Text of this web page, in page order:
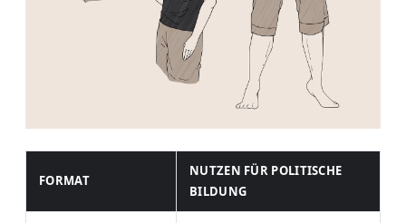
FORMAT
NUTZEN FÜR POLITISCHE
BILDUNG